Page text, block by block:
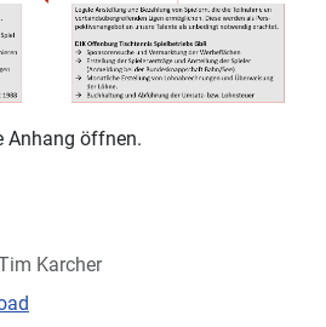
Anhang öffnen.
Karcher